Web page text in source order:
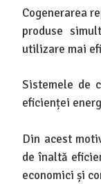
Cogenerarea
produse
utilizare mai
Sistemele de
eficienței
Din acest
de înaltă
economici și